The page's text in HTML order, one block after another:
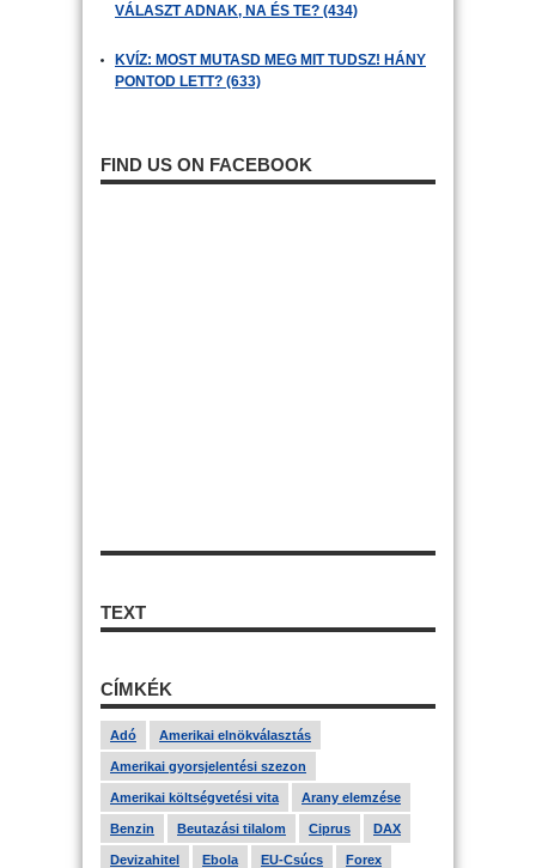
VÁLASZT ADNAK, NA ÉS TE? (434)
KVÍZ: MOST MUTASD MEG MIT TUDSZ! HÁNY
PONTOD LETT? (633)
FIND US ON FACEBOOK
TEXT
CÍMKÉK
Adó Amerikai elnökválasztás
Amerikai gyorsjelentési szezon
Amerikai költségvetési vita Arany elemzése
Benzin Beutazási tilalom Ciprus DAX
Devizahitel Ebola EU-Csúcs Forex